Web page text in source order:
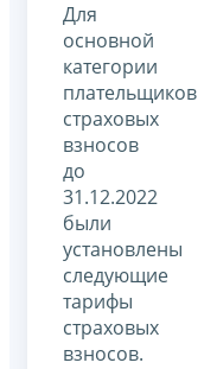
Для
основной
категории
плательщиков
страховых
взносов
до
31.12.2022
были
установлены
следующие
тарифы
страховых
взносов.